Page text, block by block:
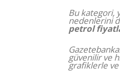
Bu kategori,
nedenlerini
petrol
güvenilir ve
grafiklerle